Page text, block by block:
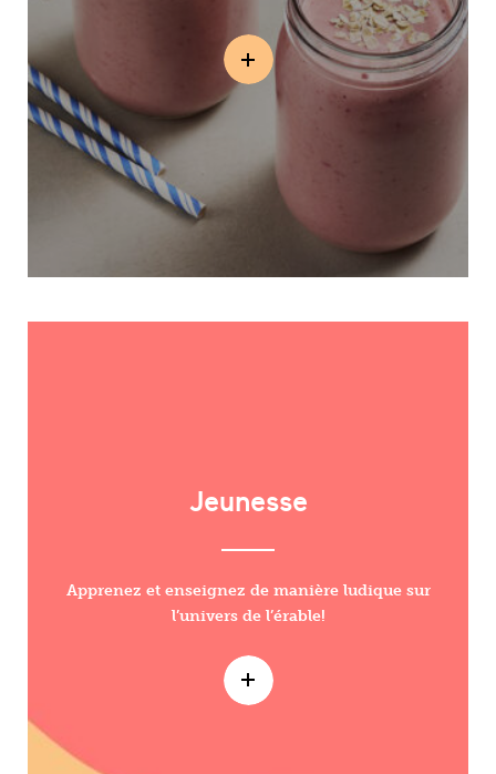
Jeunesse
Apprenez et enseignez de manière ludique sur
l’univers de l’érable!